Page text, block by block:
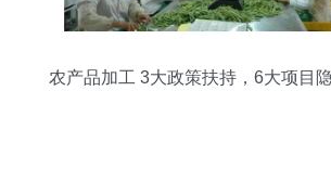
农产品加工 3大政策扶持，6大项目